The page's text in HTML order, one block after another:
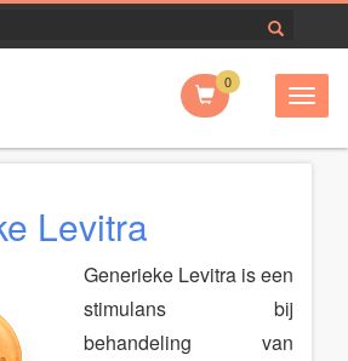
0
Levitra
Generieke Levitra is een
stimulans bij
behandeling van